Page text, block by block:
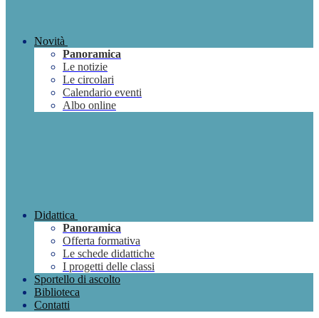
Novità
Panoramica
Le notizie
Le circolari
Calendario eventi
Albo online
Didattica
Panoramica
Offerta formativa
Le schede didattiche
I progetti delle classi
Sportello di ascolto
Biblioteca
Contatti